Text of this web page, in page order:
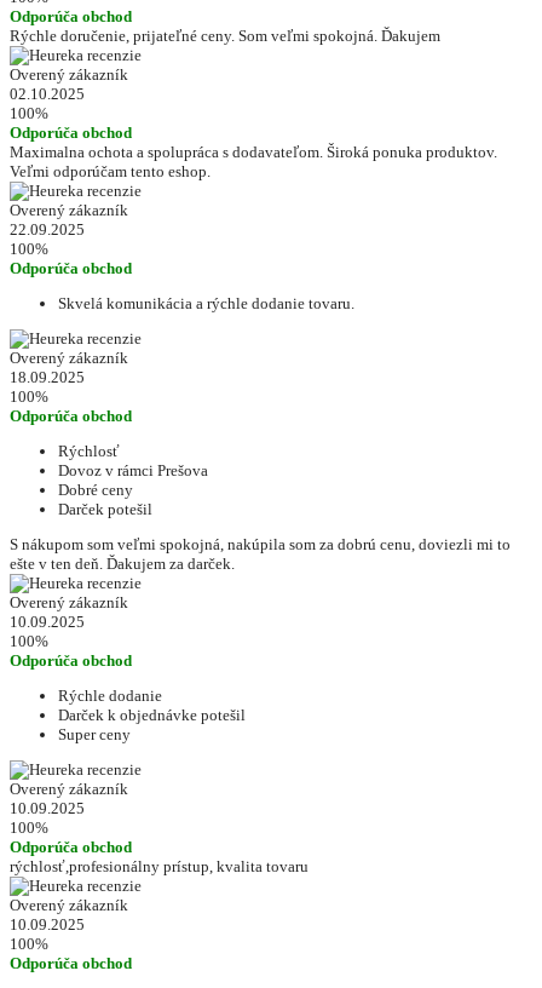
Odporúča obchod
Rýchle doručenie, prijateľné ceny. Som veľmi spokojná. Ďakujem
Overený zákazník
02.10.2025
100%
Odporúča obchod
Maximalna ochota a spolupráca s dodavateľom. Široká ponuka produktov.
Veľmi odporúčam tento eshop.
Overený zákazník
22.09.2025
100%
Odporúča obchod
Skvelá komunikácia a rýchle dodanie tovaru.
Overený zákazník
18.09.2025
100%
Odporúča obchod
Rýchlosť
Dovoz v rámci Prešova
Dobré ceny
Darček potešil
S nákupom som veľmi spokojná, nakúpila som za dobrú cenu, doviezli mi to
ešte v ten deň. Ďakujem za darček.
Overený zákazník
10.09.2025
100%
Odporúča obchod
Rýchle dodanie
Darček k objednávke potešil
Super ceny
Overený zákazník
10.09.2025
100%
Odporúča obchod
rýchlosť,profesionálny prístup, kvalita tovaru
Overený zákazník
10.09.2025
100%
Odporúča obchod